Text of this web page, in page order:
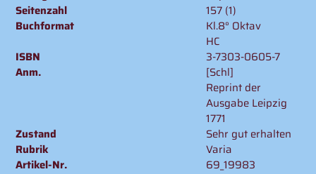
Seitenzahl
157 (1)
Buchformat
Kl.8° Oktav
HC
ISBN
3-7303-0605-7
Anm.
[Schl]
Reprint der
Ausgabe Leipzig
1771
Zustand
Sehr gut erhalten
Rubrik
Varia
Artikel-Nr.
69_19983